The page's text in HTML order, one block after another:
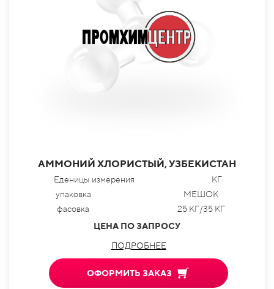
АММОНИЙ ХЛОРИСТЫЙ, УЗБЕКИСТАН
Еденицы измерения
КГ
упаковка
МЕШОК
фасовка
25 КГ/35 КГ
ЦЕНА ПО ЗАПРОСУ
ПОДРОБНЕЕ
ОФОРМИТЬ ЗАКАЗ